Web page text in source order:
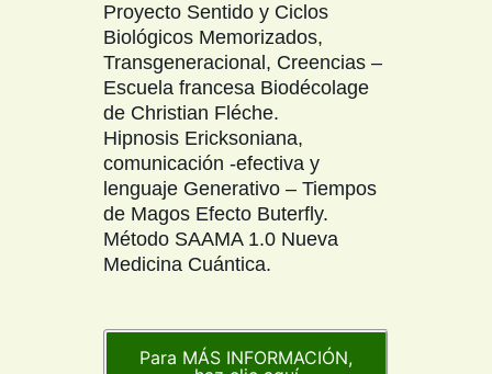
Proyecto Sentido y Ciclos
Biológicos Memorizados,
Transgeneracional, Creencias –
Escuela francesa Biodécolage
de Christian Fléche.
Hipnosis Ericksoniana,
comunicación -efectiva y
lenguaje Generativo – Tiempos
de Magos Efecto Buterfly.
Método SAAMA 1.0 Nueva
Medicina Cuántica.
Para MÁS INFORMACIÓN,